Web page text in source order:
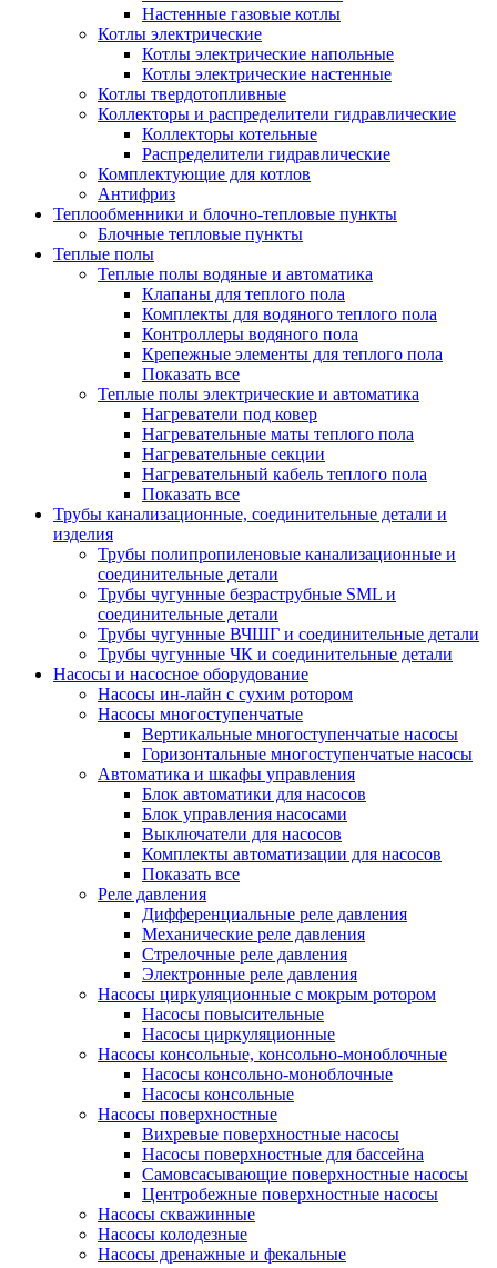
Настенные газовые котлы
Котлы электрические
Котлы электрические напольные
Котлы электрические настенные
Котлы твердотопливные
Коллекторы и распределители гидравлические
Коллекторы котельные
Распределители гидравлические
Комплектующие для котлов
Антифриз
Теплообменники и блочно-тепловые пункты
Блочные тепловые пункты
Теплые полы
Теплые полы водяные и автоматика
Клапаны для теплого пола
Комплекты для водяного теплого пола
Контроллеры водяного пола
Крепежные элементы для теплого пола
Показать все
Теплые полы электрические и автоматика
Нагреватели под ковер
Нагревательные маты теплого пола
Нагревательные секции
Нагревательный кабель теплого пола
Показать все
Трубы канализационные, соединительные детали и
изделия
Трубы полипропиленовые канализационные и
соединительные детали
Трубы чугунные безраструбные SML и
соединительные детали
Трубы чугунные ВЧШГ и соединительные детали
Трубы чугунные ЧК и соединительные детали
Насосы и насосное оборудование
Насосы ин-лайн с сухим ротором
Насосы многоступенчатые
Вертикальные многоступенчатые насосы
Горизонтальные многоступенчатые насосы
Автоматика и шкафы управления
Блок автоматики для насосов
Блок управления насосами
Выключатели для насосов
Комплекты автоматизации для насосов
Показать все
Реле давления
Дифференциальные реле давления
Механические реле давления
Стрелочные реле давления
Электронные реле давления
Насосы циркуляционные с мокрым ротором
Насосы повысительные
Насосы циркуляционные
Насосы консольные, консольно-моноблочные
Насосы консольно-моноблочные
Насосы консольные
Насосы поверхностные
Вихревые поверхностные насосы
Насосы поверхностные для бассейна
Самовсасывающие поверхностные насосы
Центробежные поверхностные насосы
Насосы скважинные
Насосы колодезные
Насосы дренажные и фекальные